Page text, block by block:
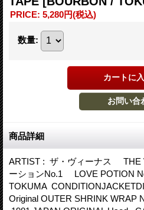
PRICE: 5,280円(税込)
数量:
商品詳細
ARTIST : ザ・ヴィーナス
ーションNo.1 LOVE POTION
TOKUMA
Original OUTER SHRINK WRAP